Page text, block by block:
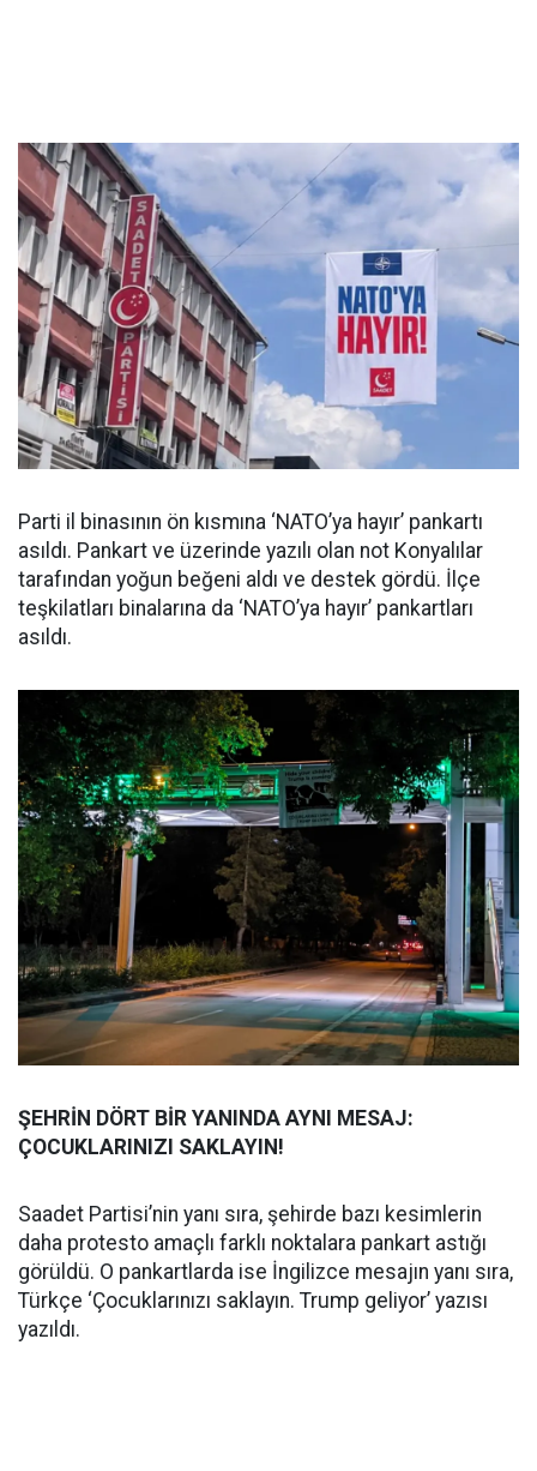
Parti il binasının ön kısmına ‘NATO’ya hayır’ pankartı
asıldı. Pankart ve üzerinde yazılı olan not Konyalılar
tarafından yoğun beğeni aldı ve destek gördü. İlçe
teşkilatları binalarına da ‘NATO’ya hayır’ pankartları
asıldı.
ŞEHRİN DÖRT BİR YANINDA AYNI MESAJ:
ÇOCUKLARINIZI SAKLAYIN!
Saadet Partisi’nin yanı sıra, şehirde bazı kesimlerin
daha protesto amaçlı farklı noktalara pankart astığı
görüldü. O pankartlarda ise İngilizce mesajın yanı sıra,
Türkçe ‘Çocuklarınızı saklayın. Trump geliyor’ yazısı
yazıldı.